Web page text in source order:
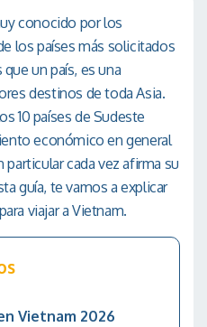
conocido por los
los países más solicitados
un país, es una
destinos de toda Asia.
10 países de Sudeste
económico en general
cada vez afirma su
guía, te vamos a explicar
viajar a Vietnam.
Vietnam 2026